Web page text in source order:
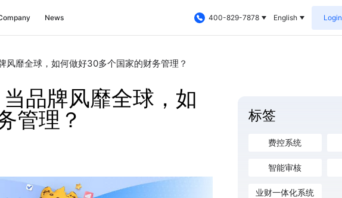
News 400-829-7878 English Login
风靡全球，如何做好30多个国家的财务管理？
品牌风靡全球，如
管理？
标签
费控系统
智能审核
业财一体化系统